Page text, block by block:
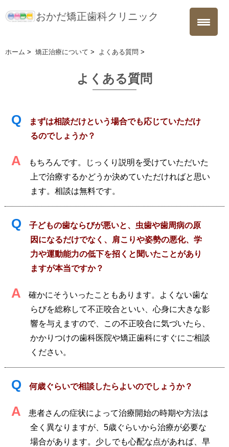
おかだ矯正歯科クリニック
ホーム > 矯正治療について > よくある質問 >
よくある質問
Q
まずは相談だけという場合でも応じていただけ
るのでしょうか？
A
もちろんです。じっくり説明を受けていただいた
上で治療するかどうか決めていただければと思い
ます。相談は無料です。
Q
子どもの歯ならびが悪いと、虫歯や歯周病の原
因になるだけでなく、肩こりや姿勢の悪化、学
力や運動能力の低下を招くと聞いたことがあり
ますが本当ですか？
A
確かにそういったこともあります。よくない歯な
らびを総称して不正咬合といい、心身に大きな影
響を与えますので、この不正咬合に気づいたら、
かかりつけの歯科医院や矯正歯科にすぐにご相談
ください。
Q 何歳ぐらいで相談したらよいのでしょうか？
A
患者さんの症状によって治療開始の時期や方法は
全く異なりますが、5歳ぐらいから治療が必要な
場合があります。少しでも心配な点があれば、早